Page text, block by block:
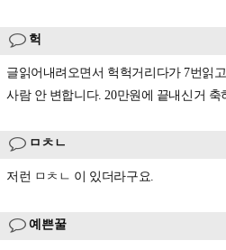
헉
글읽어내려오면서 헉헉거리다가 7번읽
사람 안 변합니다. 20만원에 끝내신거 축
ㅁㅊㄴ
저런 ㅁㅊㄴ 이 있더라구요.
예쁜꿀